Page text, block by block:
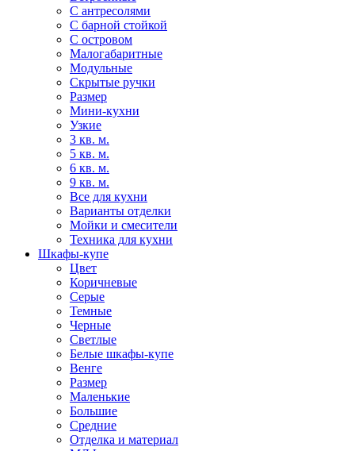
С антресолями
С барной стойкой
С островом
Малогабаритные
Модульные
Скрытые ручки
Размер
Мини-кухни
Узкие
3 кв. м.
5 кв. м.
6 кв. м.
9 кв. м.
Все для кухни
Варианты отделки
Мойки и смесители
Техника для кухни
Шкафы-купе
Цвет
Коричневые
Серые
Темные
Черные
Светлые
Белые шкафы-купе
Венге
Размер
Маленькие
Большие
Средние
Отделка и материал